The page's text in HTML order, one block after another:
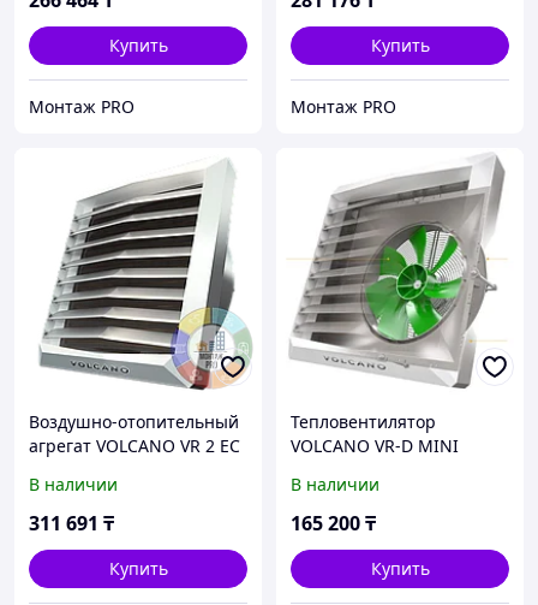
Купить
Монтаж PRO
Купить
Монтаж PRO
Воздушно-отопительный
агрегат VOLCANO VR 2 EC
В наличии
311 691 ₸
Купить
Тепловентилятор
VOLCANO VR-D MINI
В наличии
165 200₸
Купить